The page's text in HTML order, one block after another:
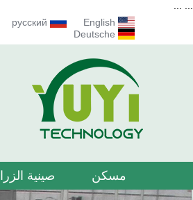
English
русский
Deutsche
مسكن صينية